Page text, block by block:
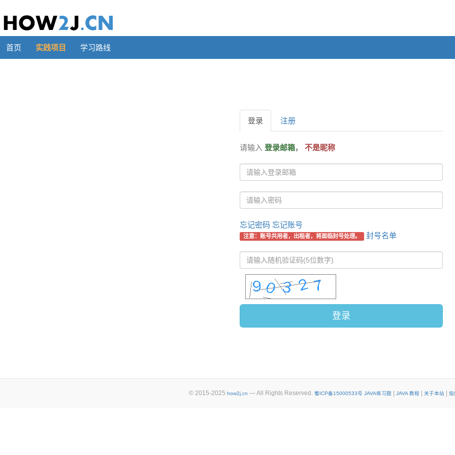
首页 实践项目 学习路线
登录 注册
请输入 登录邮箱， 不是昵称
忘记密码 忘记账号
注意：账号共用者，出租者，将面临封号处理。 封号名单
登录
© 2015-2025 how2j.cn — All Rights Reserved. 蜀ICP备15000533号 JAVA练习题 JAVA 教程 关于本站| 指